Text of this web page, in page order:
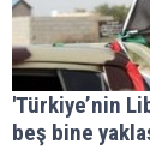
'Türkiye’nin
beş bine